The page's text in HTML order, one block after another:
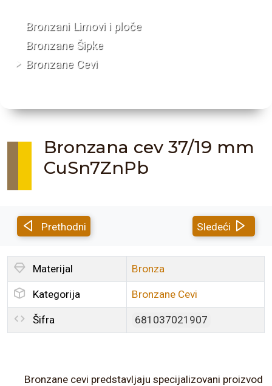
Bronzani Limovi i ploče
Bronzane Šipke
Bronzane Cevi
Bronzana cev 37/19 mm
CuSn7ZnPb
Prethodni Sledeći
Materijal Bronza
Kategorija Bronzane Cevi
Šifra 681037021907
Bronzane cevi predstavljaju specijalizovani proizvod